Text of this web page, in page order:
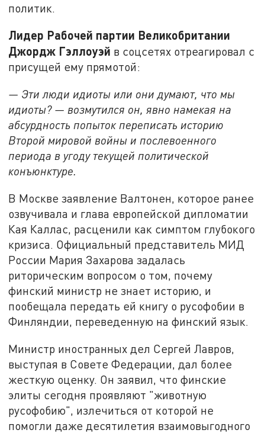
политик.
Лидер Рабочей партии Великобритании
Джордж Гэллоуэй в соцсетях отреагировал с
присущей ему прямотой:
— Эти люди идиоты или они думают, что мы
идиоты? — возмутился он, явно намекая на
абсурдность попыток переписать историю
Второй мировой войны и послевоенного
периода в угоду текущей политической
конъюнктуре.
В Москве заявление Валтонен, которое ранее
озвучивала и глава европейской дипломатии
Кая Каллас, расценили как симптом глубокого
кризиса. Официальный представитель МИД
России Мария Захарова задалась
риторическим вопросом о том, почему
финский министр не знает историю, и
пообещала передать ей книгу о русофобии в
Финляндии, переведенную на финский язык.
Министр иностранных дел Сергей Лавров,
выступая в Совете Федерации, дал более
жесткую оценку. Он заявил, что финские
элиты сегодня проявляют "животную
русофобию", излечиться от которой не
помогли даже десятилетия взаимовыгодного